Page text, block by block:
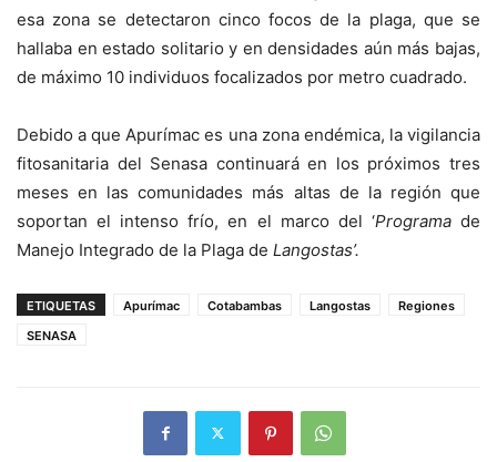
esa zona se detectaron cinco focos de la plaga, que se
hallaba en estado solitario y en densidades aún más bajas,
de máximo 10 individuos focalizados por metro cuadrado.
Debido a que Apurímac es una zona endémica, la vigilancia
fitosanitaria del Senasa continuará en los próximos tres
meses en las comunidades más altas de la región que
soportan el intenso frío, en el marco del ‘Programade
Manejo Integrado de la Plaga de Langostas’.
ETIQUETAS Apurímac Cotabambas Langostas
Regiones
SENASA